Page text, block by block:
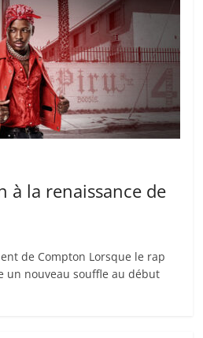
à la renaissance de
de Compton Lorsque le rap
un nouveau souffle au début